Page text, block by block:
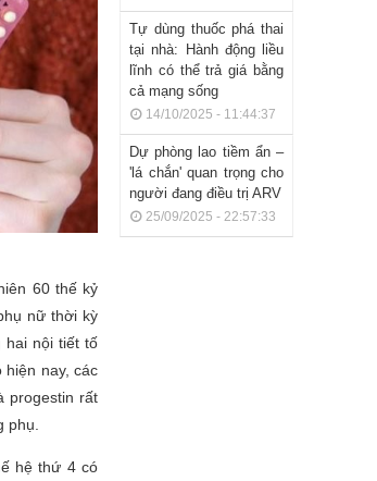
60 thế kỷ
nữ thời kỳ
hai nội tiết tố
hiện nay, các
progestin rất
phụ.
hệ thứ 4 có
Tự dùng thuốc phá thai
tại nhà: Hành động liều
lĩnh có thể trả giá bằng
cả mạng sống
14/10/2025 - 11:44:37
Dự phòng lao tiềm ẩn –
'lá chắn' quan trọng cho
người đang điều trị ARV
25/09/2025 - 22:57:33